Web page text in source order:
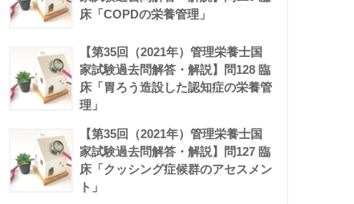
床「COPDの栄養管理」
【第35回（2021年）管理栄養士国
家試験過去問解答・解説】問128 臨
床「胃ろう造設した認知症の栄養管
理」
【第35回（2021年）管理栄養士国
家試験過去問解答・解説】問127 臨
床「クッシング症候群のアセスメン
ト」